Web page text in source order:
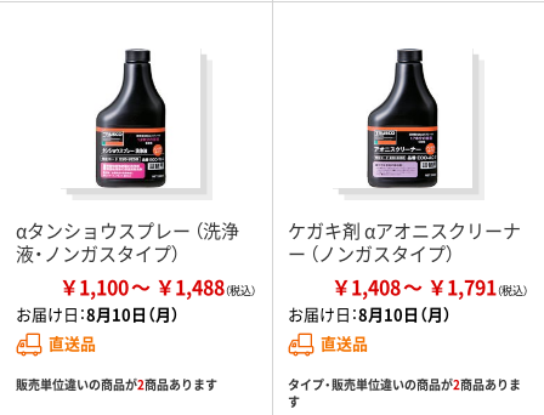
αタンショウスプレー （洗浄
液・ノンガスタイプ）
￥1,100 ￥1,488
お届け日：8月10日（月）
直送品
販売単位違いの商品が2商品あります
ケガキ剤 αアオニスクリーナ
ー （ノンガスタイプ）
￥1,408 ￥1,791
お届け日：8月10日（月）
直送品
タイプ・販売単位違いの商品が2商品ありま
す